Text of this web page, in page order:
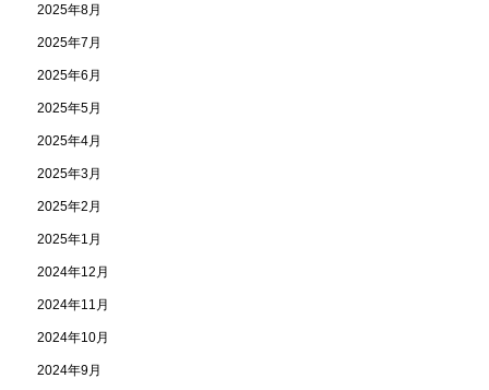
2025年8月
2025年7月
2025年6月
2025年5月
2025年4月
2025年3月
2025年2月
2025年1月
2024年12月
2024年11月
2024年10月
2024年9月